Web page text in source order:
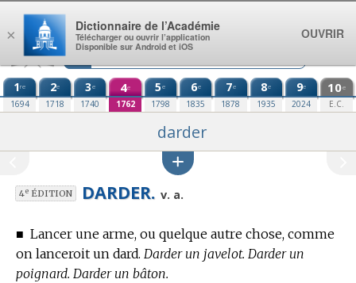
Aller au contenu
1re
1694
2e
1718
3e
1740
4e
1762
5e
1798
6e
1835
7e
1878
8e
1935
9e
2024
10e
E.C.
darder
4eÉDITION DARDER. v. a.
■ Lancer une arme, ou quelque autre chose, comme
on lanceroit un dard. Darder un javelot. Darder un
poignard. Darder un bâton.
×
Dictionnaire de l’Académie
Télécharger ou ouvrir l’application
Disponible sur Android et iOS
OUVRIR